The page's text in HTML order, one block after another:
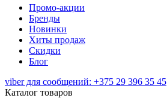
Промо-акции
Бренды
Новинки
Хиты продаж
Скидки
Блог
viber для сообщений: +375 29 396 35 45
Каталог товаров